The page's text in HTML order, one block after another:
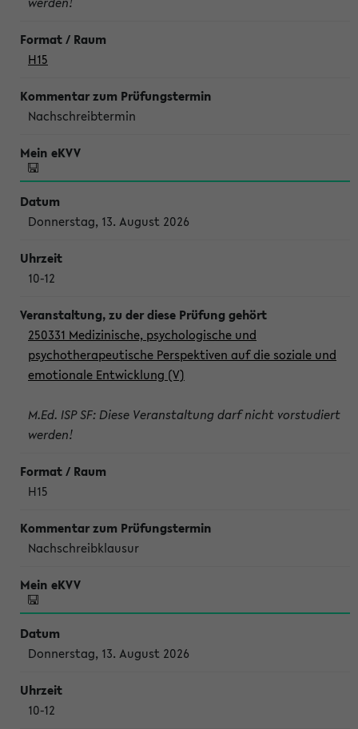
H15
Nachschreibtermin
Donnerstag, 13. August 2026
10-12
250331 Medizinische, psychologische und
psychotherapeutische Perspektiven auf die soziale und
emotionale Entwicklung (V)
M.Ed. ISP SF: Diese Veranstaltung darf nicht vorstudiert
werden!
H15
Nachschreibklausur
Donnerstag, 13. August 2026
10-12